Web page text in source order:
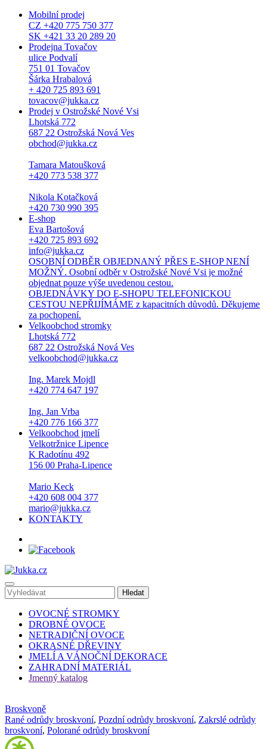
Mobilní prodej
CZ +420 775 750 377
SK +421 33 20 289 20
Prodejna Tovačov
ulice Podvalí
751 01 Tovačov
Šárka Hrabalová
+ 420 725 893 691
tovacov@jukka.cz
Prodej v Ostrožské Nové Vsi
Lhotská 772
687 22 Ostrožská Nová Ves
obchod@jukka.cz
Tamara Matoušková
+420 773 538 377
Nikola Kotačková
+420 730 990 395
E-shop
Eva Bartošová
+420 725 893 692
info@jukka.cz
OSOBNÍ ODBĚR OBJEDNANÝ PŘES E-SHOP NENÍ
MOŽNÝ. Osobní odběr v Ostrožské Nové Vsi je možné
objednat pouze výše uvedenou cestou.
OBJEDNÁVKY DO E-SHOPU TELEFONICKOU
CESTOU NEPŘIJÍMÁME z kapacitních důvodů. Děkujeme
za pochopení.
Velkoobchod stromky
Lhotská 772
687 22 Ostrožská Nová Ves
velkoobchod@jukka.cz
Ing. Marek Mojdl
+420 774 647 197
Ing. Jan Vrba
+420 776 166 377
Velkoobchod jmelí
Velkotržnice Lipence
K Radotínu 492
156 00 Praha-Lipence
Mario Keck
+420 608 004 377
mario@jukka.cz
KONTAKTY
OVOCNÉ STROMKY
DROBNÉ OVOCE
NETRADIČNÍ OVOCE
OKRASNÉ DŘEVINY
JMELÍ A VÁNOČNÍ DEKORACE
ZAHRADNÍ MATERIÁL
Jmenný katalog
Broskvoně
Rané odrůdy broskvoní, Pozdní odrůdy broskvoní, Zakrslé odrůdy
broskvoní, Polorané odrůdy broskvoní